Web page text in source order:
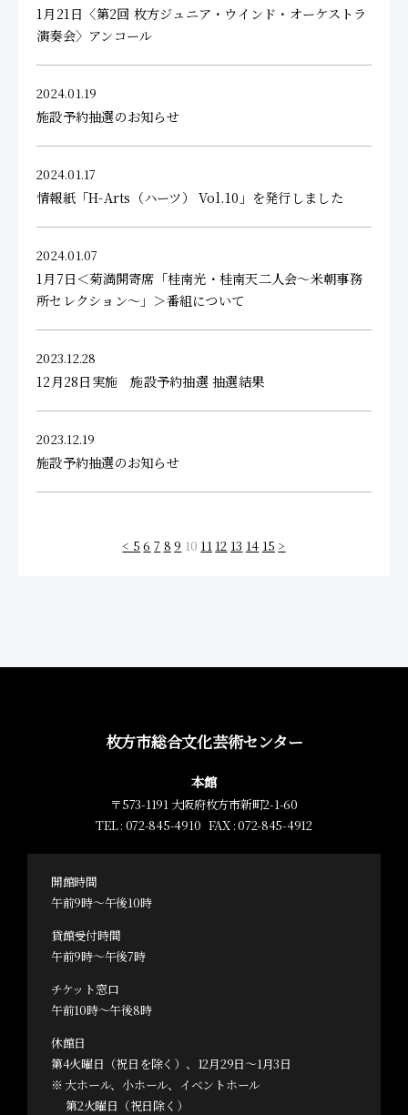
1月21日〈第2回 枚方ジュニア・ウインド・オーケストラ
演奏会〉アンコール
2024.01.19
施設予約抽選のお知らせ
2024.01.17
情報紙「H-Arts（ハーツ） Vol.10」を発行しました
2024.01.07
1月7日＜菊満開寄席「桂南光・桂南天二人会～米朝事務
所セレクション～」＞番組について
2023.12.28
12月28日実施 施設予約抽選 抽選結果
2023.12.19
施設予約抽選のお知らせ
< 5 6 7 8 9 10 11 12 13 14 15 >
枚方市総合文化芸術センター
本館
〒573-1191 大阪府枚方市新町2-1-60
TEL : 072-845-4910 FAX : 072-845-4912
開館時間
午前9時～午後10時
貸館受付時間
午前9時～午後7時
チケット窓口
午前10時～午後8時
休館日
第4火曜日（祝日を除く）、12月29日～1月3日
※ 大ホール、小ホール、イベントホール
第2火曜日（祝日除く）